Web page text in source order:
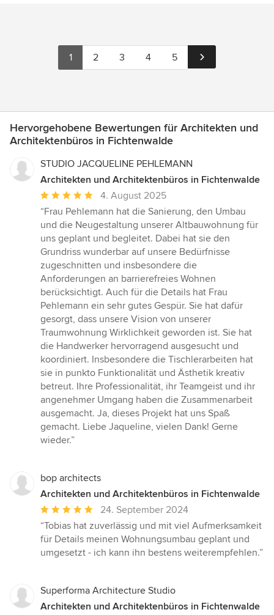
1 2 3 4 5
Hervorgehobene Bewertungen für Architekten und
Architektenbüros in Fichtenwalde
STUDIO JACQUELINE PEHLEMANN
Architekten und Architektenbüros in Fichtenwalde
Durchschnittliche
Bewertung:
5
von
5
Sternen
4. August 2025
“Frau Pehlemann hat die Sanierung, den Umbau
und die Neugestaltung unserer Altbauwohnung für
uns geplant und begleitet. Dabei hat sie den
Grundriss wunderbar auf unsere Bedürfnisse
zugeschnitten und insbesondere die
Anforderungen an barrierefreies Wohnen
berücksichtigt. Auch für die Details hat Frau
Pehlemann ein sehr gutes Gespür. Sie hat dafür
gesorgt, dass unsere Vision von unserer
Traumwohnung Wirklichkeit geworden ist. Sie hat
die Handwerker hervorragend ausgesucht und
koordiniert. Insbesondere die Tischlerarbeiten hat
sie in punkto Funktionalität und Ästhetik kreativ
betreut. Ihre Professionalität, ihr Teamgeist und ihr
angenehmer Umgang haben die Zusammenarbeit
ausgemacht. Ja, dieses Projekt hat uns Spaß
gemacht. Liebe Jaqueline, vielen Dank! Gerne
wieder.”
bop architects
Architekten und Architektenbüros in Fichtenwalde
Durchschnittliche
Bewertung:
5
von
24. September 2024
“Tobias hat zuverlässig und mit viel Aufmerksamkeit
für Details meinen Wohnungsumbau geplant und
umgesetzt - ich kann ihn bestens weiterempfehlen.”
Superforma Architecture Studio
Architekten und Architektenbüros in Fichtenwalde